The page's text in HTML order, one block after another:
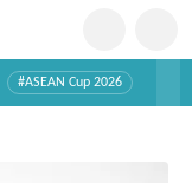
#ASEAN Cup 2026